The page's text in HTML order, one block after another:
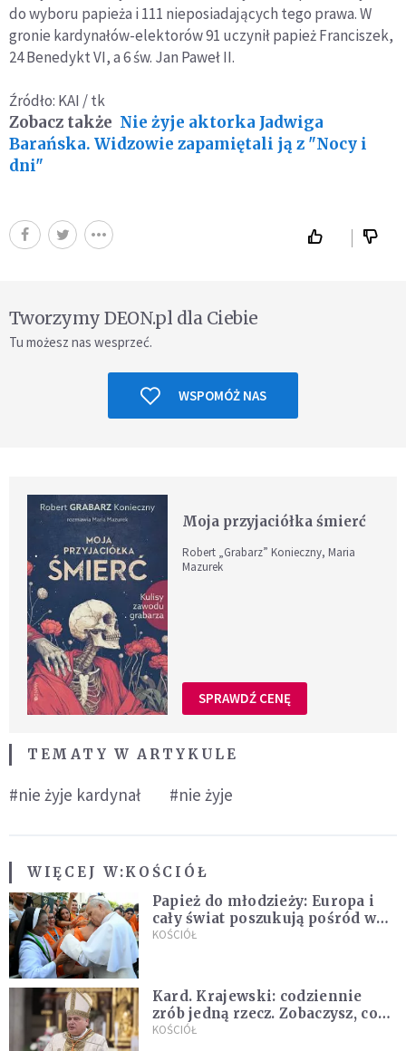
do wyboru papieża i 111 nieposiadających tego prawa. W
gronie kardynałów-elektorów 91 uczynił papież Franciszek,
24 Benedykt VI, a 6 św. Jan Paweł II.
Źródło: KAI / tk
Zobacz także Nie żyje aktorka Jadwiga
Barańska. Widzowie zapamiętali ją z "Nocy i
dni"
Tworzymy DEON.pl dla Ciebie
Tu możesz nas wesprzeć.
WSPOMÓŻ NAS
Moja przyjaciółka śmierć
Robert „Grabarz” Konieczny, Maria
Mazurek
SPRAWDŹ CENĘ
TEMATY W ARTYKULE
#nie żyje kardynał #nie żyje
WIĘCEJ W:KOŚCIÓŁ
Papież do młodzieży: Europa i
cały świat poszukują pośród was
nowych świętych
KOŚCIÓŁ
Kard. Krajewski: codziennie
zrób jedną rzecz. Zobaczysz, co
stanie się z twoim życiem
KOŚCIÓŁ